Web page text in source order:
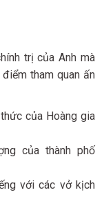
trị của Anh mà
tham quan ấn
của Hoàng gia
của thành phố
với các vở kịch